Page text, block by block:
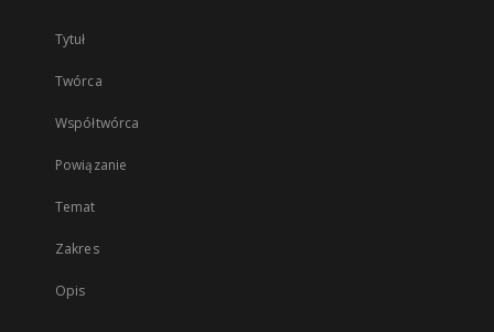
Tytuł
Twórca
Współtwórca
Powiązanie
Temat
Zakres
Opis